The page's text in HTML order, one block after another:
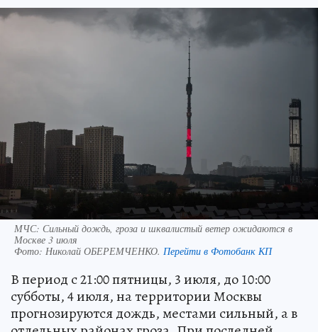
МЧС: Сильный дождь, гроза и шквалистый ветер ожидаются в
Москве 3 июля
Фото: Николай ОБЕРЕМЧЕНКО. Перейти в Фотобанк КП
В период с 21:00 пятницы, 3 июля, до 10:00
субботы, 4 июля, на территории Москвы
прогнозируются дождь, местами сильный, а в